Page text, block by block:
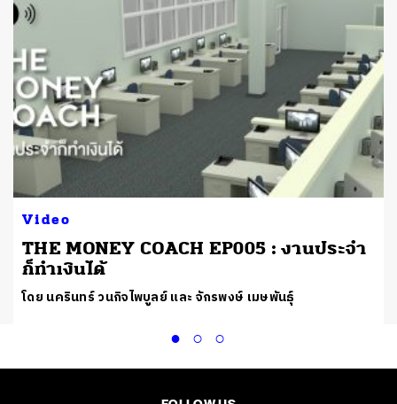
Video
THE MONEY COACH EP005 : งานประจำ
ก็ทำเงินได้
โดย นครินทร์ วนกิจไพบูลย์ และ จักรพงษ์ เมษพันธุ์